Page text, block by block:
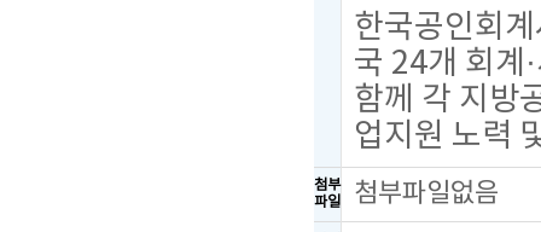
한국공인회
국 24개 회계
함께 각 지방
업지원 노력
첨부
파일
첨부파일없음